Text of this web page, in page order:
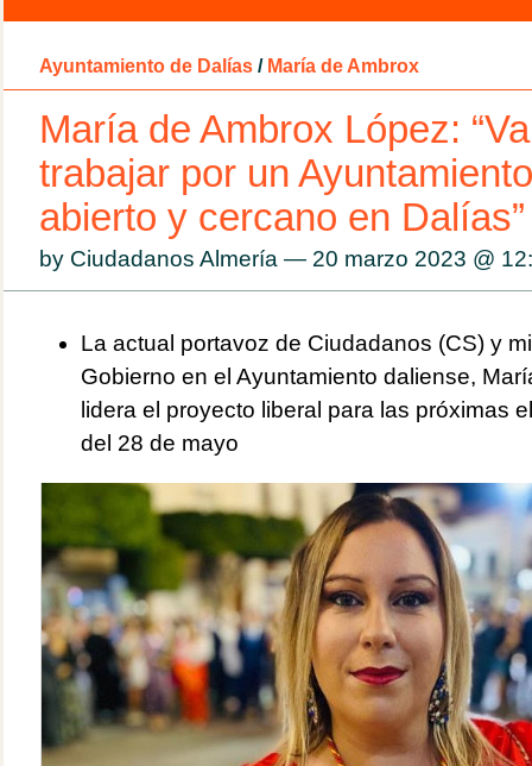
Ayuntamiento de Dalías / María de Ambrox
María de Ambrox López:
trabajar por un
abierto y cercano en Dalías”
by Ciudadanos Almería — 20 marzo 2023 @
La actual portavoz de Ciudadanos (CS) y
Gobierno en el Ayuntamiento daliense,
lidera el proyecto liberal para las próximas
del 28 de mayo